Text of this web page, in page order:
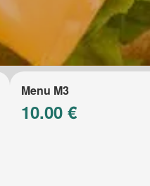
Menu M3
10.00 €